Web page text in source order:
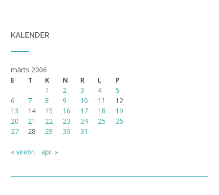
KALENDER
märts 2006
E
T K N R L
P
1
2 3 4
5
6
7 8 9 10 11
12
13
14 15 16 17 18
19
20
21 22 23 24 25
26
27
28 29 30 31
« veebr. apr. »